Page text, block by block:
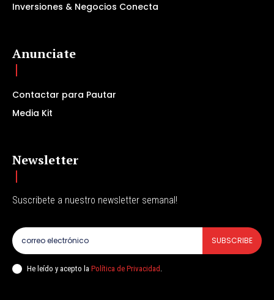
Inversiones & Negocios Conecta
Anunciate
Contactar para Pautar
Media Kit
Newsletter
Suscribete a nuestro newsletter semanal!
SUBSCRIBE
He leído y acepto la Política de Privacidad